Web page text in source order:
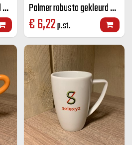
Palmer robusta gekleurd senseo mok grijs 18 CL Palmer robusta gekleurd senseo mok zwart 18 CL
€6,22p.st.